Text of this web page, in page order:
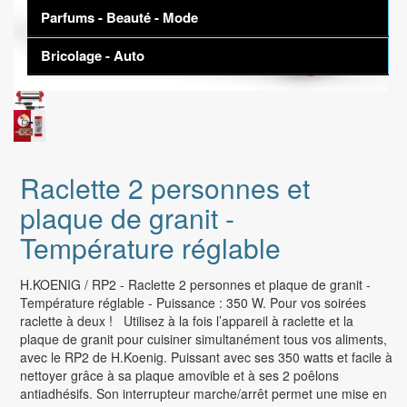
iPhone 12 | 12 Mini
iPhone SE
iPhone 11 | 11 Pro
ECRAN TELEPHONE
OBJETS CONNECTES
Samsung Galaxy Watch
Apple Watch
SAMSUNG GALAXY
Galaxy Z Flip 5 | Galaxy Z Fold 5
Galaxy Z Flip 4 | Z Fold 4
Galaxy Z Flip 3 | Z Fold 3
Macbook
TABLETTE TACTILE
Liseuse
Microsoft surface
STOCKAGE
SSD
Disque dur
CARTOUCHE D’ENCRE - TONER
Epson
Mixeur - batteur
Yaourtière
Robot culinaire bébé
PETIT DÉJEUNER - CAFÉ
Accessoires pour machines à café
Cafetière expresso
Cafetière à dosette
Cafetière broyeur
Presse-agrumes
Extracteur de jus
Centrifugeuse
PlayStation
Nintendo
Xbox
Jeux PS4
Jeux PS5
Jeux Xbox Series
Drones
Jeux d'imitation - Créatif
Parfums - Beauté - Mode
BEAUTÉ
Teint
Yeux
BEAUTÉ BIO
Huiles essentielles
Huiles pour le corps
Huiles végétales
Henné
Poudres végétales
Bricolage - Auto
Soin du Linge
Aspirateur - Balai
Alimentation
Literie - chambre
Sécurité Incendie
Cuisine - Salle de bain - Plomberie
Maison Connectée - Domotique
Outillage - Quincaillerie
Sécurité - Surveillance
Raclette 2 personnes et
plaque de granit -
Température réglable
H.KOENIG / RP2 - Raclette 2 personnes et plaque de granit -
Température réglable - Puissance : 350 W. Pour vos soirées
raclette à deux ! Utilisez à la fois l’appareil à raclette et la
plaque de granit pour cuisiner simultanément tous vos aliments,
avec le RP2 de H.Koenig. Puissant avec ses 350 watts et facile à
nettoyer grâce à sa plaque amovible et à ses 2 poêlons
antiadhésifs. Son interrupteur marche/arrêt permet une mise en